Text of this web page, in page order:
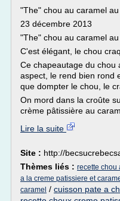
"The" chou au caramel
23 décembre 2013
"The" chou au caramel
C'est élégant, le chou
Ce chapeautage du chou
aspect, le rend bien rond
que dompter le chou, le
On mord dans la croûte
crème pâtissière au
Lire la suite
Site : http://
Thèmes liés : recette chou
a la creme patissiere et
caramel / cuisson pate a